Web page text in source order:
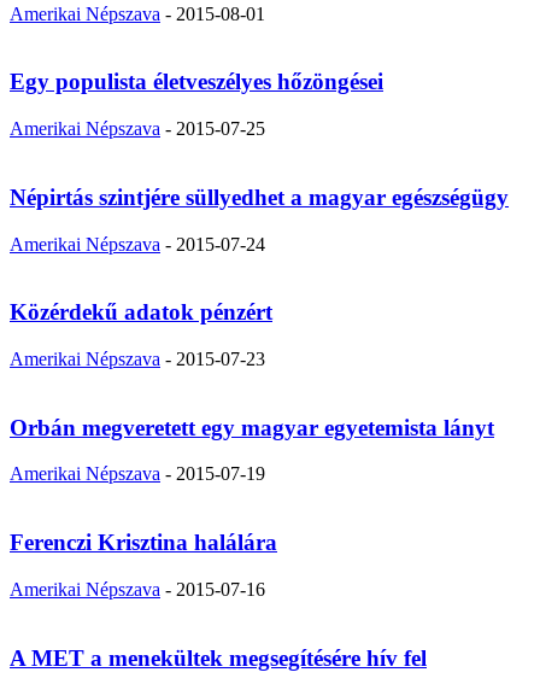
Amerikai Népszava - 2015-08-01
Egy populista életveszélyes hőzöngései
Amerikai Népszava - 2015-07-25
Népirtás szintjére süllyedhet a magyar egészségügy
Amerikai Népszava - 2015-07-24
Közérdekű adatok pénzért
Amerikai Népszava - 2015-07-23
Orbán megveretett egy magyar egyetemista lányt
Amerikai Népszava - 2015-07-19
Ferenczi Krisztina halálára
Amerikai Népszava - 2015-07-16
A MET a menekültek megsegítésére hív fel